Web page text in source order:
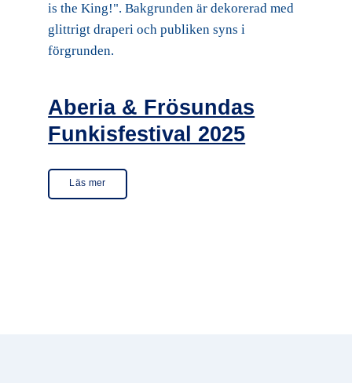
Aberia & Frösundas
Funkisfestival 2025
Läs mer